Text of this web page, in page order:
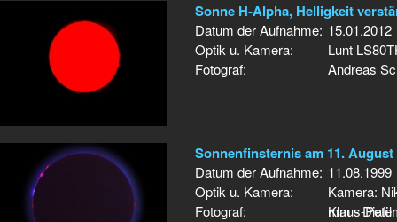
Sonne H-Alpha, Helligkeit
Datum der Aufnahme: 15.01.2012
Optik u. Kamera:
Lunt
Fotograf:
Andreas
Sonnenfinsternis am 11. August
Datum der Aufnahme: 11.08.1999
Optik u. Kamera:
Kamera:
mm -
Fotograf: Klaus-